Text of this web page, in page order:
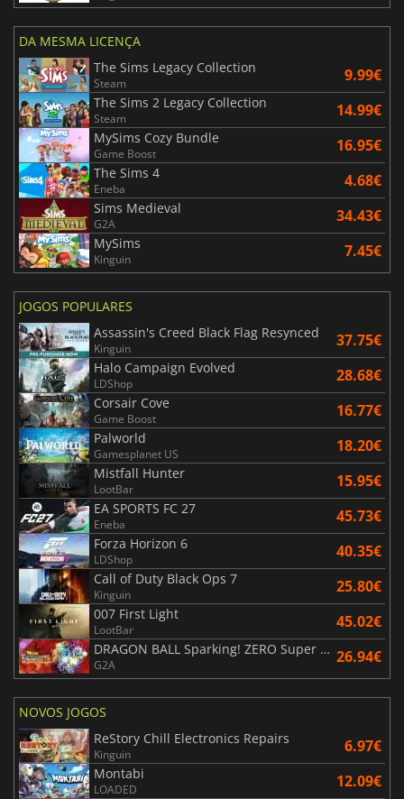
DA MESMA LICENÇA
The Sims Legacy Collection
Steam 9.99€
The Sims 2 Legacy Collection
Steam 14.99€
MySims Cozy Bundle
Game Boost 16.95€
The Sims 4
Eneba 4.68€
Sims Medieval
G2A 34.43€
MySims
Kinguin 7.45€
JOGOS POPULARES
Assassin's Creed Black Flag Resynced
Kinguin 37.75€
Halo Campaign Evolved
LDShop 28.68€
Corsair Cove
Game Boost 16.77€
Palworld
Gamesplanet US 18.20€
Mistfall Hunter
LootBar 15.95€
EA SPORTS FC 27
Eneba 45.73€
Forza Horizon 6
LDShop 40.35€
Call of Duty Black Ops 7
Kinguin 25.80€
007 First Light
LootBar 45.02€
DRAGON BALL Sparking! ZERO Super Limit Breaking NEO
G2A 26.94€
NOVOS JOGOS
ReStory Chill Electronics Repairs
Kinguin 6.97€
Montabi
LOADED 12.09€